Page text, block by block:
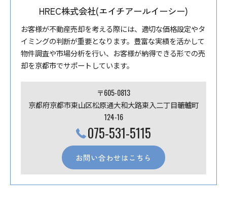
HREC株式会社(エイチアールイーシー)
お客様が不動産売却を考える際には、適切な価格設定やタ
イミングの判断が重要となります。豊富な実績を活かして
物件調査や市場分析を行い、お客様が納得できる形での売
却を京都市でサポートしています。
〒605-0813
京都府京都市東山区松原通大和大路東入二丁目轆轤町
124-16
075-531-5115
お問い合わせはこちら